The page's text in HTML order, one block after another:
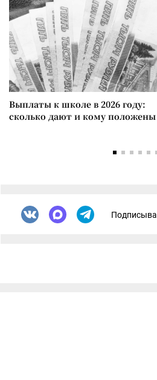
Выплаты к школе в 2026 году:
сколько дают и кому положены